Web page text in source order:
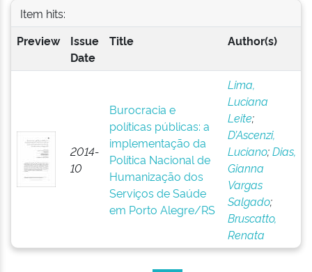
Item hits:
Preview
Issue
Date
Title Author(s)
2014-
10
Burocracia e
políticas públicas: a
implementação da
Política Nacional de
Humanização dos
Serviços de Saúde
em Porto Alegre/RS
Lima,
Luciana
Leite;
D’Ascenzi,
Luciano;Dias,
Gianna
Vargas
Salgado;
Bruscatto,
Renata